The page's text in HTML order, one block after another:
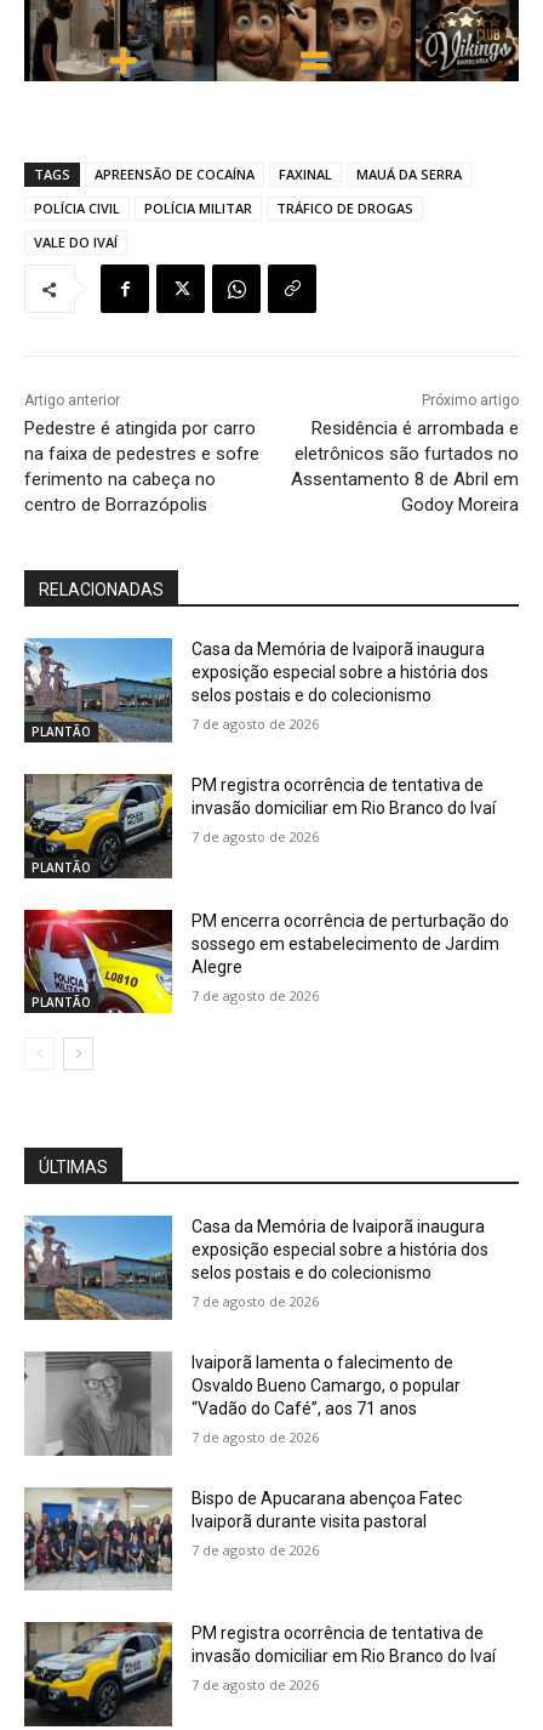
TAGS APREENSÃO DE COCAÍNA FAXINAL
MAUÁ DA SERRA
POLÍCIA CIVIL
POLÍCIA MILITAR
TRÁFICO DE DROGAS
VALE DO IVAÍ
Artigo anterior
Pedestre é atingida por carro
na faixa de pedestres e sofre
ferimento na cabeça no
centro de Borrazópolis
Próximo artigo
Residência é arrombada e
eletrônicos são furtados no
Assentamento 8 de Abril em
Godoy Moreira
RELACIONADAS
PLANTÃO
Casa da Memória de Ivaiporã inaugura
exposição especial sobre a história dos
selos postais e do colecionismo
7 de agosto de 2026
PLANTÃO
PM registra ocorrência de tentativa de
invasão domiciliar em Rio Branco do Ivaí
7 de agosto de 2026
PLANTÃO
PM encerra ocorrência de perturbação do
sossego em estabelecimento de Jardim
Alegre
7 de agosto de 2026
ÚLTIMAS
Casa da Memória de Ivaiporã inaugura
exposição especial sobre a história dos
selos postais e do colecionismo
7 de agosto de 2026
Ivaiporã lamenta o falecimento de
Osvaldo Bueno Camargo, o popular
“Vadão do Café”, aos 71 anos
7 de agosto de 2026
Bispo de Apucarana abençoa Fatec
Ivaiporã durante visita pastoral
7 de agosto de 2026
PM registra ocorrência de tentativa de
invasão domiciliar em Rio Branco do Ivaí
7 de agosto de 2026